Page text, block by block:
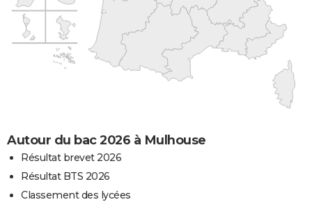
Autour du bac 2026 à Mulhouse
Résultat brevet 2026
Résultat BTS 2026
Classement des lycées